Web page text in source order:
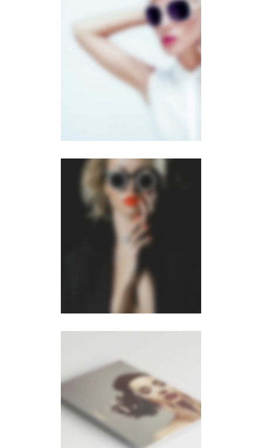
Carousel Gallery
DUAL CAROUSEL
PHOTOGRAPHY
Right Floating
Sidebar
Left Floating
Sidebar
PHOTOGRAPHY VIDEOS